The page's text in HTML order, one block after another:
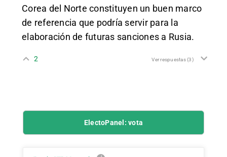
Corea del Norte constituyen un buen marco
de referencia que podría servir para la
elaboración de futuras sanciones a Rusia.
2 Ver respuestas(3)
ElectoPanel: vota